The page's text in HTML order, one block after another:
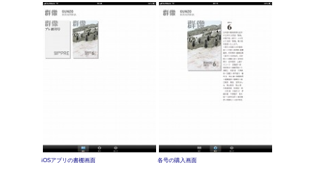
iOSアプリの書棚画面 各号の購入画面